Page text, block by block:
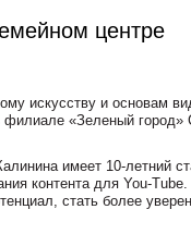
центре
искусству и основам
«Зеленый город»
имеет 10-летний
контента для You-
стать более